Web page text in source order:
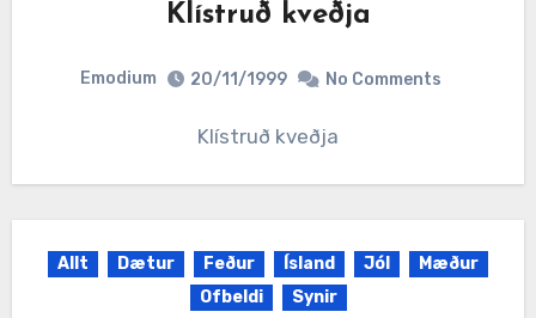
Klístruð kveðja
Emodium 20/11/1999 No Comments
Klístruð kveðja
Allt Dætur Feður Ísland Jól
Mæður
Ofbeldi
Synir